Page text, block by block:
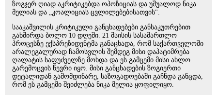
ზოგჯერ ღიად აკრიტიკებდა ოპოზიციას და უშუალოდ ნიკა
მელიას და „კოალიციას ცვლილებებისათვის".
სააკაშვილის კრიტიკული განცხადებები განსაკუთრებით
გახშირდა ბოლო 10 დღეში. 21 მაისის სასამართლო
პროცესზე ექსპრეზიდენტმა განაცხადა, რომ საქართველოში
არალეგალურად ჩამოსვლის შემდეგ მისი დაპატიმრება
ღალატის საფუძველზე მოხდა და ეს გამცემი მისი ახლო
გარემოცვის წევრი იყო. მისი განცხადების ზოგიერთი
დეტალიდან გამომდინარე, საზოგადოებაში გაჩნდა განცდა,
რომ ეს გამცემი შეიძლება ნიკა მელია ყოფილიყო.